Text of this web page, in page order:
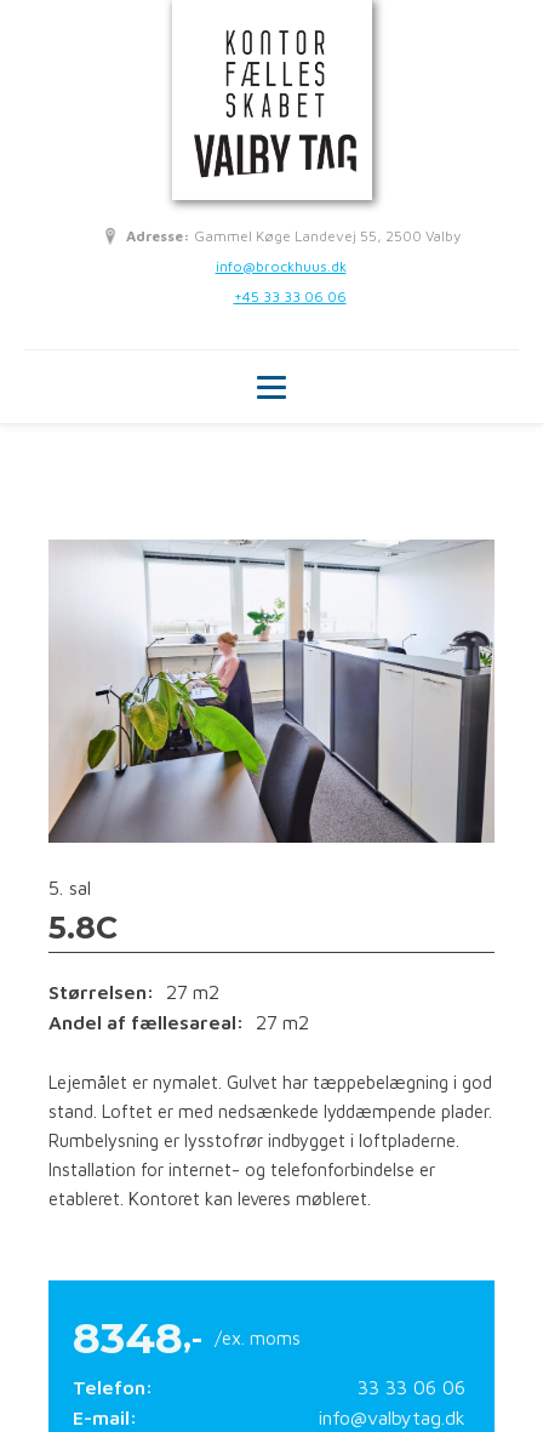
Adresse: Gammel Køge Landevej 55, 2500 Valby
info@brockhuus.dk
+45 33 33 06 06
5. sal
5.8C
Størrelsen: 27 m2
Andel af fællesareal:
27 m2
Lejemålet er nymalet. Gulvet har tæppebelægning i god
stand. Loftet er med nedsænkede lyddæmpende plader.
Rumbelysning er lysstofrør indbygget i loftpladerne.
Installation for internet- og telefonforbindelse er
etableret. Kontoret kan leveres møbleret.
8348,- /ex. moms
Telefon:
33 33 06 06
E-mail:
info@valbytag.dk